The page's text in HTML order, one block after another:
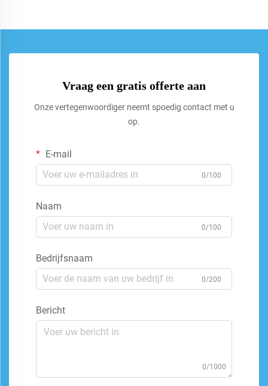
Vraag een gratis offerte aan
Onze vertegenwoordiger neemt spoedig contact met u
op.
E-mail
0/100
Naam
0/100
Bedrijfsnaam
0/200
Bericht
0/1000